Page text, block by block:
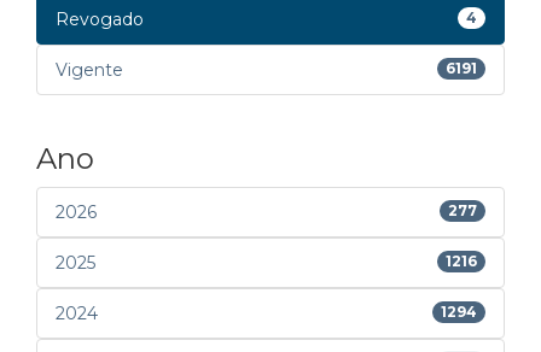
Revogado 4
Vigente 6191
Ano
2026 277
2025 1216
2024 1294